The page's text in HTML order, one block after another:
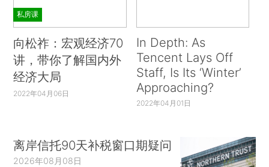
私房课
向松祚：宏观经济70
讲，带你了解国内外
经济大局
2022年04月06日
In Depth: As
Tencent Lays Off
Staff, Is Its ‘Winter’
Approaching?
2022年04月01日
离岸信托90天补税窗口期疑问
2026年08月08日